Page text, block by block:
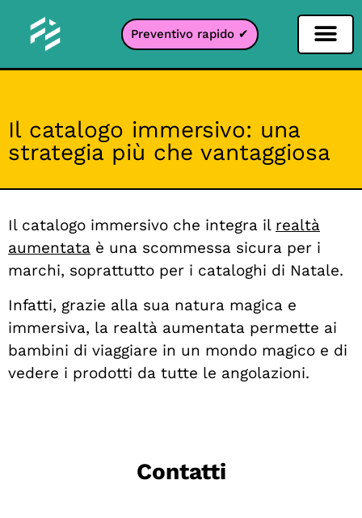
Preventivo rapido ✔
Il catalogo immersivo: una
strategia più che vantaggiosa
Il catalogo immersivo che integra il realtà
aumentata è una scommessa sicura per i
marchi, soprattutto per i cataloghi di Natale.
Infatti, grazie alla sua natura magica e
immersiva, la realtà aumentata permette ai
bambini di viaggiare in un mondo magico e di
vedere i prodotti da tutte le angolazioni.
Contatti